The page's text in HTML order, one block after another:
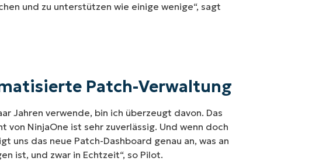
und zu unterstützen wie einige wenige“, sagt
Patch-Verwaltung
Jahren verwende, bin ich überzeugt davon. Das
NinjaOne ist sehr zuverlässig. Und wenn doch
uns das neue Patch-Dashboard genau an, was an
ist, und zwar in Echtzeit“, so Pilot.